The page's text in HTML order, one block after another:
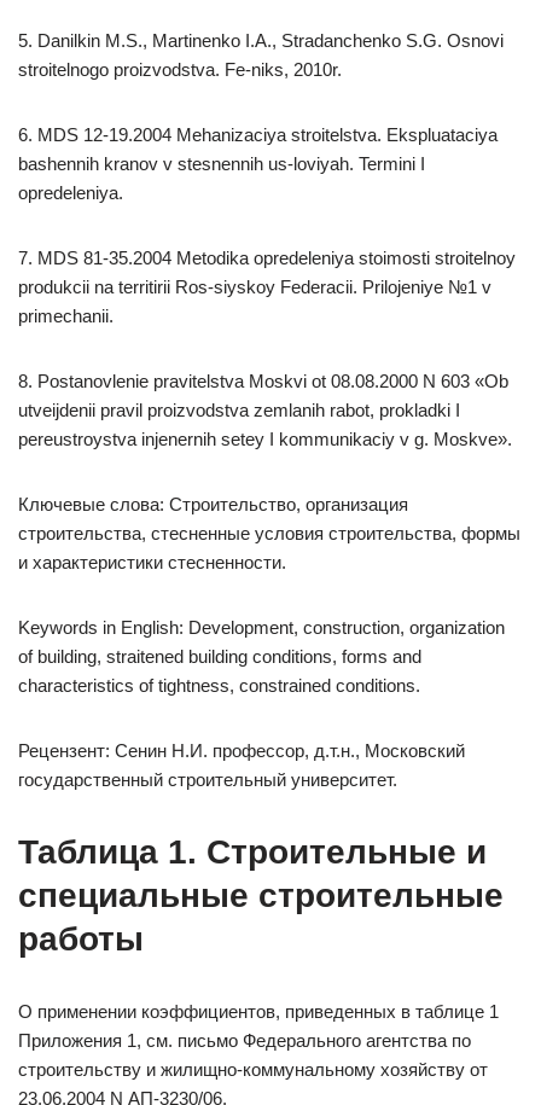
5. Danilkin M.S., Martinenko I.A., Stradanchenko S.G. Osnovi
stroitelnogo proizvodstva. Fe-niks, 2010r.
6. MDS 12-19.2004 Mehanizaciya stroitelstva. Ekspluataciya
bashennih kranov v stesnennih us-loviyah. Termini I
opredeleniya.
7. MDS 81-35.2004 Metodika opredeleniya stoimosti stroitelnoy
produkcii na territirii Ros-siyskoy Federacii. Prilojeniye №1 v
primechanii.
8. Postanovlenie pravitelstva Moskvi ot 08.08.2000 N 603 «Ob
utveijdenii pravil proizvodstva zemlanih rabot, prokladki I
pereustroystva injenernih setey I kommunikaciy v g. Moskve».
Ключевые слова: Строительство, организация
строительства, стесненные условия строительства, формы
и характеристики стесненности.
Keywords in English: Development, construction, organization
of building, straitened building conditions, forms and
characteristics of tightness, constrained conditions.
Рецензент: Сенин Н.И. профессор, д.т.н., Московский
государственный строительный университет.
Таблица 1. Строительные и
специальные строительные
работы
О применении коэффициентов, приведенных в таблице 1
Приложения 1, см. письмо Федерального агентства по
строительству и жилищно-коммунальному хозяйству от
23.06.2004 N АП-3230/06.